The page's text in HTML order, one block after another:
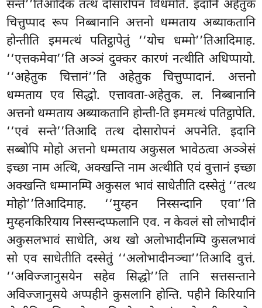
सन्ते’’तिआदिकं तत्थ दोसारोपनं विधमति. इदानि अहेतुक
चित्तुप्पाद रूप निब्बानानि अत्तनो धम्मताय अब्याकतानि
होन्तीति इममत्थं पतिट्ठापेतुं ‘‘योच धम्मो’’तिआदिमाह.
‘‘एत्तकमेवा’’ति अञ्ञं दुक्कर कारणं नत्थीति अधिप्पायो.
‘‘अहेतुक चित्तानं’’ति अहेतुक चित्तुप्पादानं. अत्तनो
धम्मताय एव सिद्धो. एत्तावता-अहेतुक. ल. निब्बानानि
अत्तनो धम्मताय अब्याकतानि होन्ती-ति इममत्थं पतिट्ठापेति.
‘‘एवं सन्ते’’तिआदि तत्थ दोसारोपनं अपनेति. इदानि
सब्बोपि मोहो अत्तनो धम्मताय अकुसल भावेठत्वा अञ्ञेसं
इच्छा नाम अत्थि, अक्खन्ति नाम अत्थीति एवं वुत्तानं इच्छा
अक्खन्ति धम्मानम्पि अकुसल भावं साधेतीति दस्सेतुं ‘‘तत्थ
मोहो’’तिआदिमाह. ‘‘मुय्हन निस्सन्दानि एवा’’ति
मुय्हनकिरियाय निस्सन्दप्फलानि एव. न केवलं सो लोभादीनं
अकुसलभावं साधेति, अथ खो अलोभादीनम्पि कुसलभावं
सो एव साधेतीति दस्सेतुं ‘‘अलोभादीनञ्चा’’तिआदि वुत्तं.
‘‘अविज्जानुसयेन सहेव सिद्धो’’ति तानि सत्तसन्ताने
अविज्जानुसये अप्पहीने कुसलानि होन्ति. पहीने किरियानि